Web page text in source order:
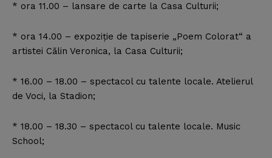
* ora 11.00 – lansare de carte la Casa Culturii;
* ora 14.00 – expoziţie de tapiserie „Poem Colorat“ a
artistei Călin Veronica, la Casa Culturii;
* 16.00 – 18.00 – spectacol cu talente locale. Atelierul
de Voci, la Stadion;
* 18.00 – 18.30 – spectacol cu talente locale. Music
School;